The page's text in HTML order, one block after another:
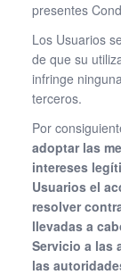
presentes
Los Usuarios
de que su
infringe
terceros.
Por
adoptar las
intereses
Usuarios el
resolver
llevadas a
Servicio a las
las